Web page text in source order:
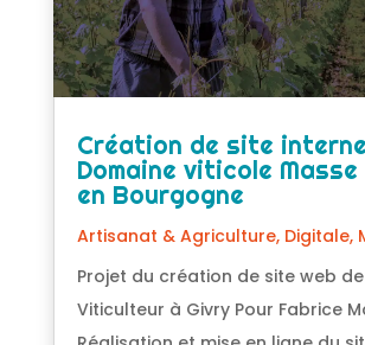
Création de site
Domaine viticole
en Bourgogne
Artisanat & Agriculture, Digitale,
Projet du création de site web de
Viticulteur à Givry Pour Fabrice